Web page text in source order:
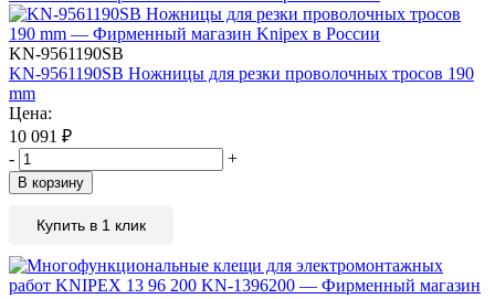
KN-9561190SB
KN-9561190SB Ножницы для резки проволочных тросов 190
mm
Цена:
10 091 ₽
-
+
В корзину
Купить в 1 клик